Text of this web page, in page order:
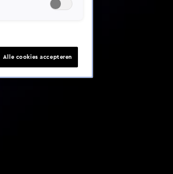
Alle cookies accepteren